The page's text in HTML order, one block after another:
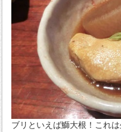
ブリといえば鰤大根！これは